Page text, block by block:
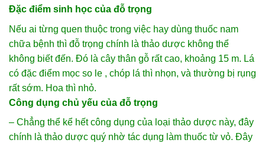
Đặc điểm sinh học của đỗ trọng
Nếu ai từng quen thuộc trong việc hay dùng thuốc nam
chữa bệnh thì đỗ trọng chính là thảo dược không thể
không biết đến. Đó là cây thân gỗ rất cao, khoảng 15 m. Lá
có đặc điểm mọc so le , chóp lá thì nhọn, và thường bị rụng
rất sớm. Hoa thì nhỏ.
Công dụng chủ yếu của đỗ trọng
– Chẳng thể kể hết công dụng của loại thảo dược này, đây
chính là thảo dược quý nhờ tác dụng làm thuốc từ vỏ. Đây